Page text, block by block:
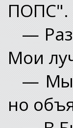
ПОПС".
—
Мои
— Мы
но